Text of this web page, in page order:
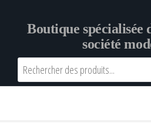
Boutique spécialisée
société